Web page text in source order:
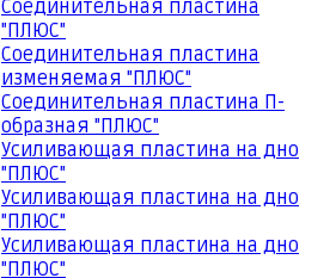
Соединительная пластина
"ПЛЮС"
Соединительная пластина
изменяемая "ПЛЮС"
Соединительная пластина П-
образная "ПЛЮС"
Усиливающая пластина на дно
"ПЛЮС"
Усиливающая пластина на дно
"ПЛЮС"
Усиливающая пластина на дно
"ПЛЮС"